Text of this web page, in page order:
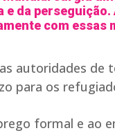
da
com essas
autoridades
para os
formal e ao